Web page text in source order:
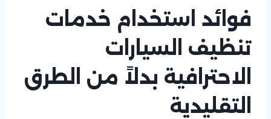
فوائد استخدام خدمات
تنظيف السيارات
الاحترافية بدلاً من الطرق
التقليدية